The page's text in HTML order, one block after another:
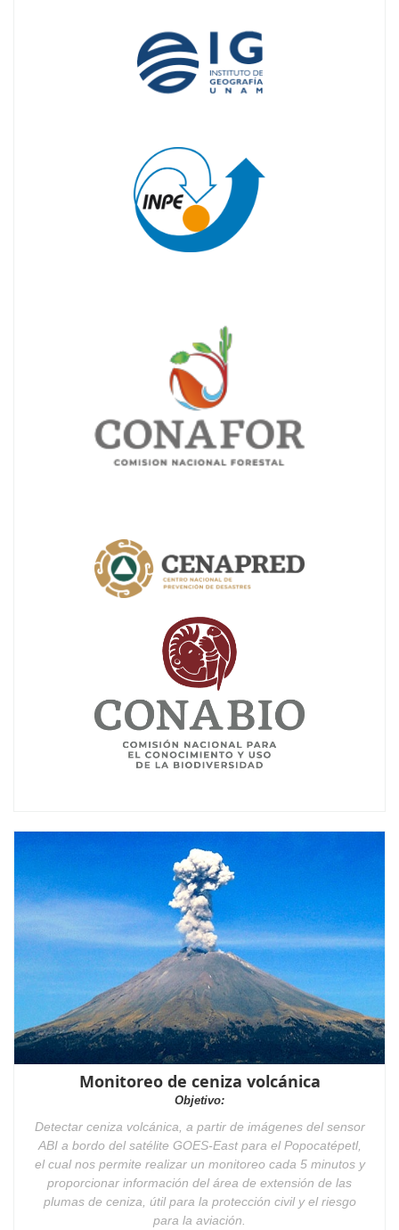
Monitoreo de ceniza volcánica
Objetivo:
Detectar ceniza volcánica, a partir de imágenes del sensor
ABI a bordo del satélite GOES-East para el Popocatépetl,
el cual nos permite realizar un monitoreo cada 5 minutos y
proporcionar información del área de extensión de las
plumas de ceniza, útil para la protección civil y el riesgo
para la aviación.